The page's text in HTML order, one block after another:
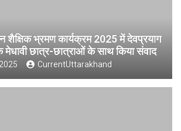
शैक्षिक भ्रमण कार्यक्रम 2025 में देवप्रयाग
मेधावी छात्र-छात्राओं के साथ किया संवाद
CurrentUttarakhand